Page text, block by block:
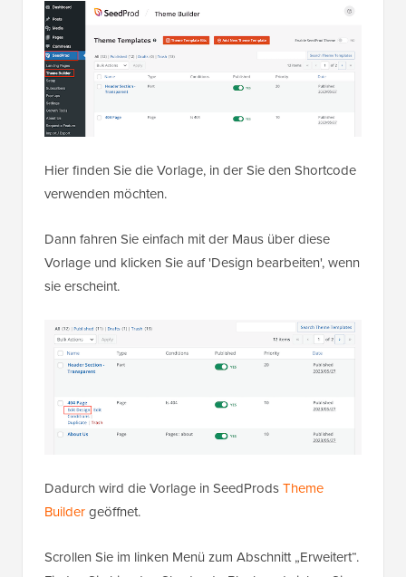
Hier finden Sie die Vorlage, in der Sie den Shortcode
verwenden möchten.
Dann fahren Sie einfach mit der Maus über diese
Vorlage und klicken Sie auf 'Design bearbeiten', wenn
sie erscheint.
Dadurch wird die Vorlage in SeedProdsTheme
Buildergeöffnet.
Scrollen Sie im linken Menü zum Abschnitt „Erweitert“.